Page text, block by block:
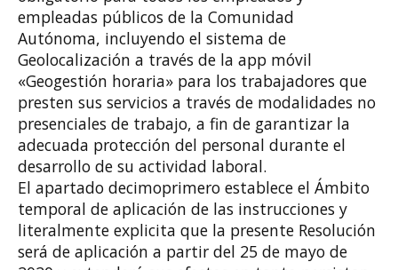
empleadas públicos de la Comunidad
Autónoma, incluyendo el sistema de
Geolocalización a través de la app móvil
«Geogestión horaria» para los trabajadores que
presten sus servicios a través de modalidades no
presenciales de trabajo, a fin de garantizar la
adecuada protección del personal durante el
desarrollo de su actividad laboral.
El apartado decimoprimero establece el Ámbito
temporal de aplicación de las instrucciones y
literalmente explicita que la presente Resolución
será de aplicación a partir del 25 de mayo de